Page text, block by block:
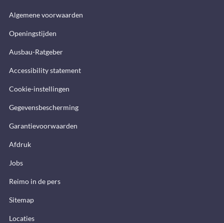
Algemene voorwaarden
Openingstijden
Ausbau-Ratgeber
Accessibility statement
Cookie-instellingen
Gegevensbescherming
Garantievoorwaarden
Afdruk
Jobs
Reimo in de pers
Sitemap
Locaties